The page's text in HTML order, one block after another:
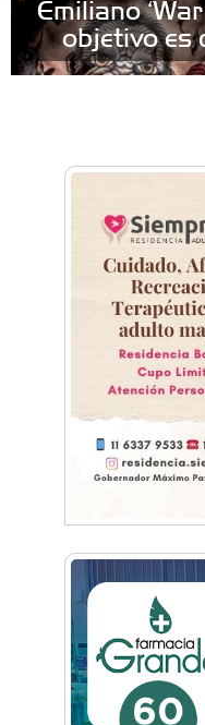
Emiliano
objetivo es